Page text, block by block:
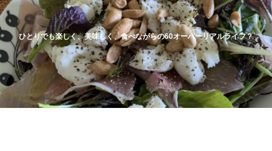
ひとりでも楽しく、美味しく、食べながらの60オーバーリアルライフ？